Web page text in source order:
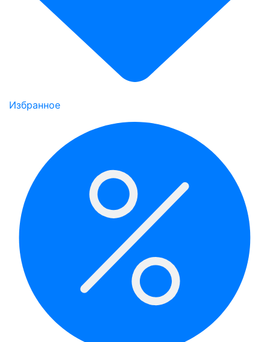
Избранное